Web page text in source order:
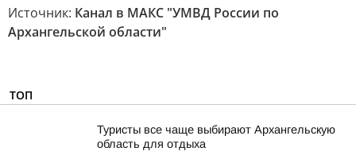
Источник: Канал в МАКС "УМВД России по
Архангельскoй oбласти"
ТОП
Туристы все чаще выбирают Архангельскую
область для отдыха